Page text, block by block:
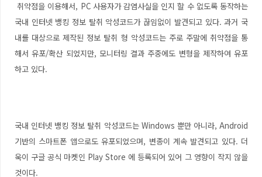
취약점을 이용해서, PC 사용자가 감염사실을 인지 할 수 없도록 동작하는
국내 인터넷 뱅킹 정보 탈취 악성코드가 끊임없이 발견되고 있다. 과거 국
내를 대상으로 제작된 정보 탈취 형 악성코드는 주로 주말에 취약점을 통
해서 유포/확산 되었지만, 모니터링 결과 주중에도 변형을 제작하여 유포
하고 있다.
국내 인터넷 뱅킹 정보 탈취 악성코드는 Windows 뿐만 아니라, Android
기반의 스마트폰 앱으로도 유포되었으며, 변종이 계속 발견되고 있다. 더
욱이 구글 공식 마켓인 Play Store 에 등록되어 있어 그 영향이 작지 않을
것이다.